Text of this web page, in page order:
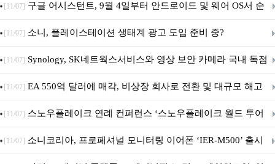
[11/07] 구글 어시스턴트, 9월 4일부터 안드로이드 및 웨어 OS서 순
차 서비스 종료
[11/07] 소니, 플레이스테이션 생태계 광고 도입 준비 중?
[11/07] Synology, SK네트웍스서비스와 영상 보안 카메라 국내 독점
판매 파트너십 체결
[11/07] EA 550억 달러에 매각, 비상장 회사로 전환 및 대규모 해고
전망
[11/07] 스노우플레이크 연례 컨퍼런스 ‘스노우플레이크 월드 투어
서울’ 개최
[11/07] 소니코리아, 프로페셔널 모니터링 이어폰 ‘IER-M500’ 출시